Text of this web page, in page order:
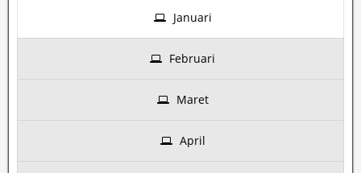
Januari
Februari
Maret
April